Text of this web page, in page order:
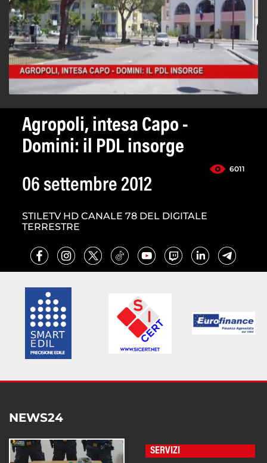
Agropoli, intesa Capo -
Domini: il PDL insorge
6011
06 settembre 2012
STILETV HD CANALE 78 DEL DIGITALE
TERRESTRE
NEWS24
SERVIZI